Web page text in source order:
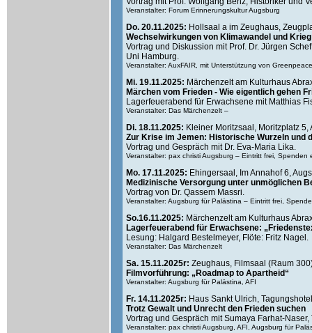
Veranstalter: Forum Erinnerungskultur Augsburg
Do. 20.11.2025: Hollsaal a im Zeughaus,
Wechselwirkungen von Klimawandel und Krieg
Vortrag und Diskussion mit Prof. Dr. Jürgen
Uni Hamburg.
Veranstalter: AuxFAIR, mit Unterstützung von Greenpeace
Mi. 19.11.2025: Märchenzelt am Kulturhaus
Märchen vom Frieden - Wie eigentlich gehen
Lagerfeuerabend für Erwachsene mit Matthias
Veranstalter: Das Märchenzelt –
Di. 18.11.2025: Kleiner Moritzsaal, Moritzplatz 5,
Zur Krise im Jemen: Historische Wurzeln und
Vortrag und Gespräch mit Dr. Eva-Maria Lika.
Veranstalter: pax christi Augsburg – Eintritt frei, Spenden
Mo. 17.11.2025: Ehingersaal, Im Annahof 6,
Medizinische Versorgung unter unmöglichen
Vortrag von Dr. Qassem Massri.
Veranstalter: Augsburg für Palästina – Eintritt frei,
So.16.11.2025: Märchenzelt am Kulturhaus
Lagerfeuerabend für Erwachsene:
Lesung: Halgard Bestelmeyer, Flöte: Fritz Nagel.
Veranstalter: Das Märchenzelt
Sa. 15.11.2025r: Zeughaus, Filmsaal (Raum
Filmvorführung: „Roadmap to Apartheid“
Veranstalter: Augsburg für Palästina, AFI
Fr. 14.11.2025r: Haus Sankt Ulrich,
Trotz Gewalt und Unrecht den Frieden suchen
Vortrag und Gespräch mit Sumaya Farhat-
Veranstalter: pax christi Augsburg, AFI, Augsburg für